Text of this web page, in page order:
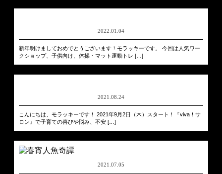
2022.01.04
新年明けましておめでとうございます！モラッキーです。 今回は人気ワー
クショップ、子供向け、体操・マット運動トレ […]
2021.08.24
こんにちは、モラッキーです！ 2021年9月2日（木）スタート！『viva！サ
ロン』で子育ての喜びや悩み、不安 […]
2021.07.05